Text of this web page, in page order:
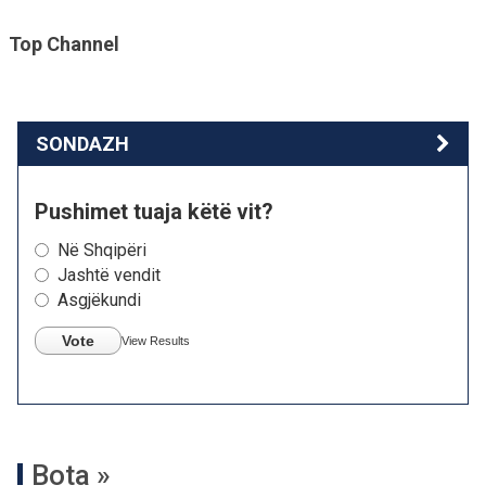
Top Channel
SONDAZH
Pushimet tuaja këtë vit?
Në Shqipëri
Jashtë vendit
Asgjëkundi
Vote View Results
Bota »